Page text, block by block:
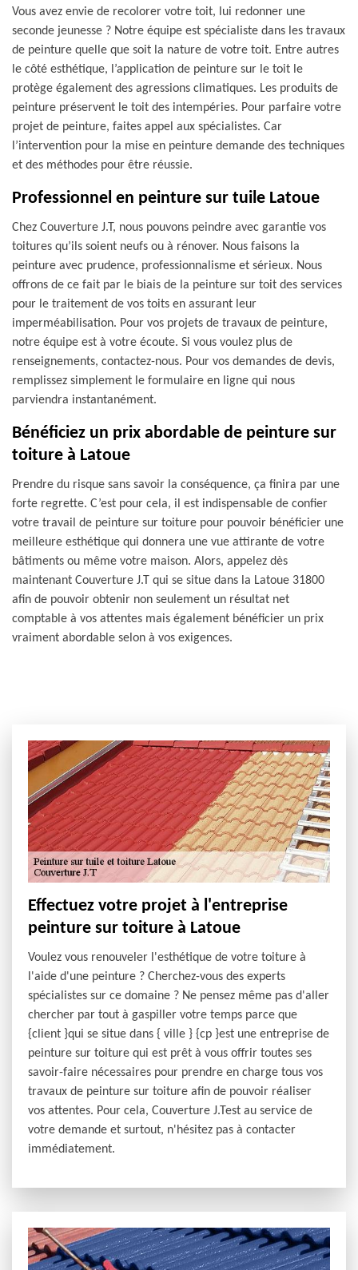
Vous avez envie de recolorer votre toit, lui redonner une
seconde jeunesse ? Notre équipe est spécialiste dans les travaux
de peinture quelle que soit la nature de votre toit. Entre autres
le côté esthétique, l’application de peinture sur le toit le
protège également des agressions climatiques. Les produits de
peinture préservent le toit des intempéries. Pour parfaire votre
projet de peinture, faites appel aux spécialistes. Car
l’intervention pour la mise en peinture demande des techniques
et des méthodes pour être réussie.
Professionnel en peinture sur tuile Latoue
Chez Couverture J.T, nous pouvons peindre avec garantie vos
toitures qu’ils soient neufs ou à rénover. Nous faisons la
peinture avec prudence, professionnalisme et sérieux. Nous
offrons de ce fait par le biais de la peinture sur toit des services
pour le traitement de vos toits en assurant leur
imperméabilisation. Pour vos projets de travaux de peinture,
notre équipe est à votre écoute. Si vous voulez plus de
renseignements, contactez-nous. Pour vos demandes de devis,
remplissez simplement le formulaire en ligne qui nous
parviendra instantanément.
Bénéficiez un prix abordable de peinture sur
toiture à Latoue
Prendre du risque sans savoir la conséquence, ça finira par une
forte regrette. C’est pour cela, il est indispensable de confier
votre travail de peinture sur toiture pour pouvoir bénéficier une
meilleure esthétique qui donnera une vue attirante de votre
bâtiments ou même votre maison. Alors, appelez dès
maintenant Couverture J.T qui se situe dans la Latoue 31800
afin de pouvoir obtenir non seulement un résultat net
comptable à vos attentes mais également bénéficier un prix
vraiment abordable selon à vos exigences.
Effectuez votre projet à l'entreprise
peinture sur toiture à Latoue
Voulez vous renouveler l'esthétique de votre toiture à
l'aide d'une peinture ? Cherchez-vous des experts
spécialistes sur ce domaine ? Ne pensez même pas d'aller
chercher par tout à gaspiller votre temps parce que
{client }qui se situe dans { ville } {cp }est une entreprise de
peinture sur toiture qui est prêt à vous offrir toutes ses
savoir-faire nécessaires pour prendre en charge tous vos
travaux de peinture sur toiture afin de pouvoir réaliser
vos attentes. Pour cela, Couverture J.Test au service de
votre demande et surtout, n'hésitez pas à contacter
immédiatement.